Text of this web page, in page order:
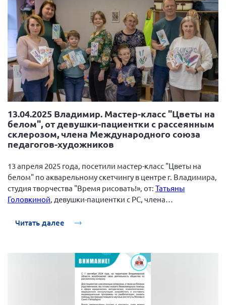
Ростовская область
г. Санкт-Петербург
г. Севастополь
Самарская область СОРС
Самарская область ПРИЗМА
Самарская область СГОРС
Смоленская область
Ставропольский край
Томская область
Тульская область
Ульяновская область
Челябинская область
13.04.2025 Владимир. Мастер-класс "Цветы на
белом", от девушки-пациентки с рассеянным
склерозом, члена Международного союза
педагогов-художников
13 апреля 2025 года, посетили мастер-класс "Цветы на
белом" по акварельному скетчингу в центре г. Владимира,
студия творчества "Время рисовать!», от: Татьяны
Головкиной , девушки-пациентки с РС, члена
Читать далее